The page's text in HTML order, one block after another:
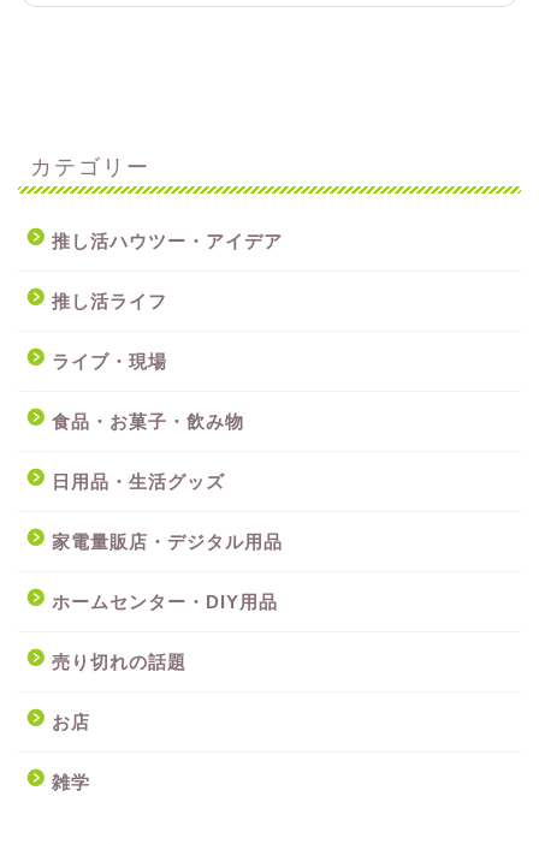
カテゴリー
推し活ハウツー・アイデア
推し活ライフ
ライブ・現場
食品・お菓子・飲み物
日用品・生活グッズ
家電量販店・デジタル用品
ホームセンター・DIY用品
売り切れの話題
お店
雑学